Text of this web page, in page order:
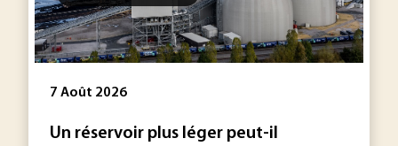
7 Août 2026
Un réservoir plus léger peut-il